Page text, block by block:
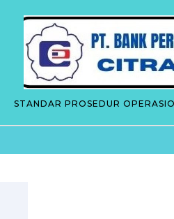
STANDAR PROSEDUR